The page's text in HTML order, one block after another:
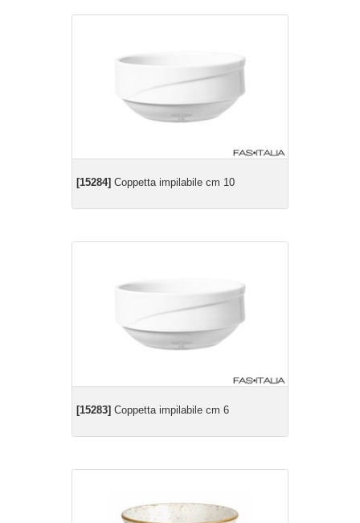
[15284] Coppetta impilabile cm 10
[15283] Coppetta impilabile cm 6